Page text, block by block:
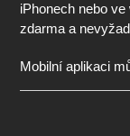
iPhonech nebo
zdarma a
Mobilní aplikaci